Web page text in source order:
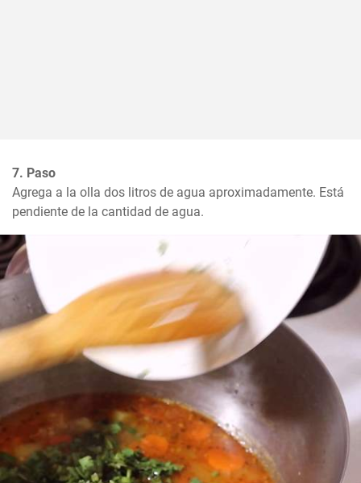
7. Paso
Agrega a la olla dos litros de agua aproximadamente. Está
pendiente de la cantidad de agua.